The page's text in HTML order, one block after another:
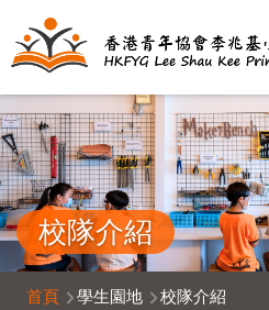
移至主內容
校隊介紹
導
首頁 學生園地 校隊介紹